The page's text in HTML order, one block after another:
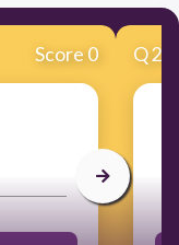
Score 0 Q2